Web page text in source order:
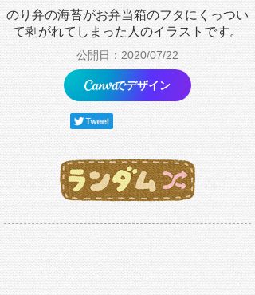
のり弁の海苔がお弁当箱のフタにくっつい
て剥がれてしまった人のイラストです。
公開日：2020/07/22
でデザイン